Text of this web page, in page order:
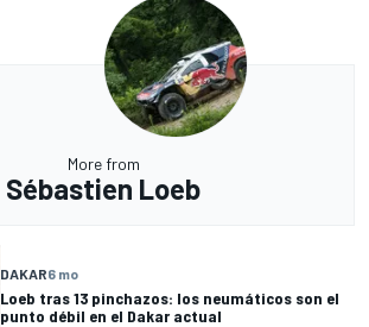
More from
Sébastien Loeb
DAKAR6 mo
Loeb tras 13 pinchazos: los neumáticos son el
punto débil en el Dakar actual